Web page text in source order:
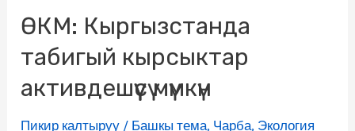
ӨКМ: Кыргызстанда
табигый кырсыктар
активдешүүсү мүмкүн
Пикир калтыруу / Башкы тема, Чарба, Экология